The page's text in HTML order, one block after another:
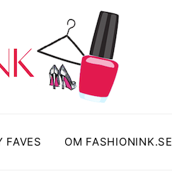
FAVES OM FASHIONINK.SE